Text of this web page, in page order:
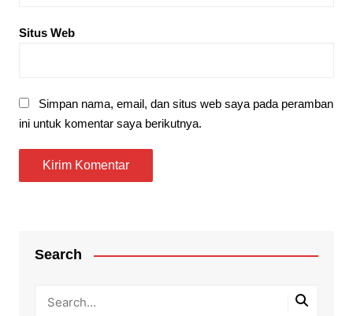
Situs Web
Simpan nama, email, dan situs web saya pada peramban
ini untuk komentar saya berikutnya.
Search